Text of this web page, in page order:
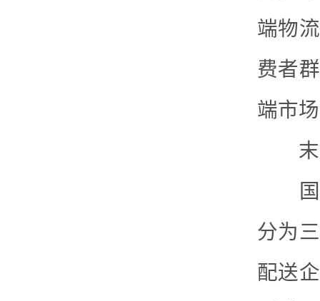
端物
费者
端市
末
国外
分为
配送